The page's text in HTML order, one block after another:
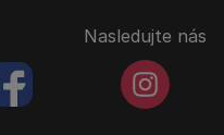
Nasledujte nás
facebookColored